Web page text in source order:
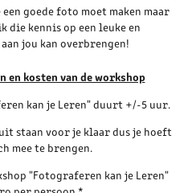
goede foto moet maken maar
die kennis op een leuke en
jou kan overbrengen!
en kosten van de workshop
kan je Leren" duurt +/-5 uur.
staan voor je klaar dus je hoeft
mee te brengen.
"Fotograferen kan je Leren"